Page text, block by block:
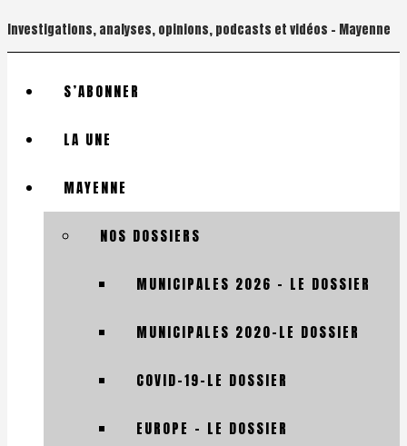
Investigations, analyses, opinions, podcasts et vidéos – Mayenne
S’ABONNER
LA UNE
MAYENNE
NOS DOSSIERS
MUNICIPALES 2026 – LE DOSSIER
MUNICIPALES 2020-LE DOSSIER
COVID-19-LE DOSSIER
EUROPE – LE DOSSIER